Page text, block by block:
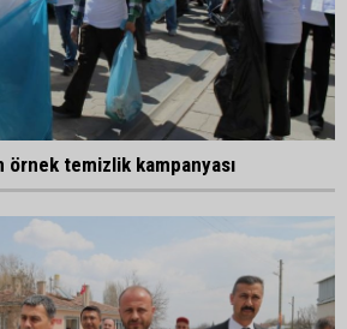
temizlik kampanyası